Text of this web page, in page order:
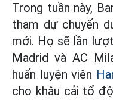
Trong tuần này,
tham dự chuyến
mới. Họ sẽ lần
Madrid và AC
huấn luyện viên
cho khâu cải tổ